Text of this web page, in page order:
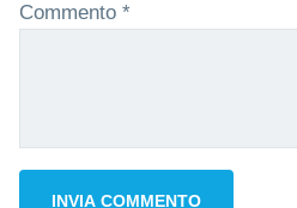
Commento *